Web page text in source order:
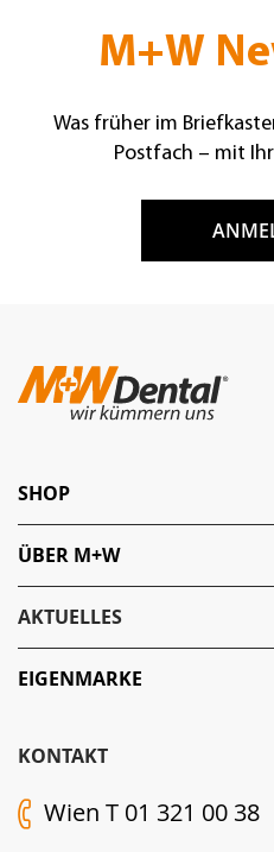
M+W
Was früher im
Postfach – mit
KONTAKT
Wien T 01 321 00 38
SHOP
ÜBER M+W
AKTUELLES
EIGENMARKE